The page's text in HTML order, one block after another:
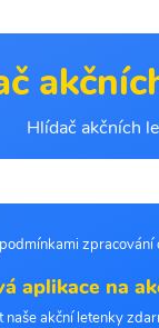
Hlídač akčních
aplikace na
akční letenky